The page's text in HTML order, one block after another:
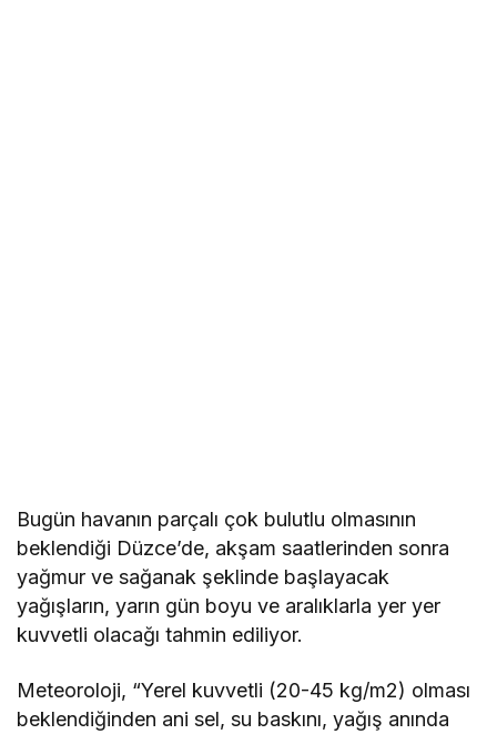
Bugün havanın parçalı çok bulutlu olmasının
beklendiği Düzce’de, akşam saatlerinden sonra
yağmur ve sağanak şeklinde başlayacak
yağışların, yarın gün boyu ve aralıklarla yer yer
kuvvetli olacağı tahmin ediliyor.
Meteoroloji, “Yerel kuvvetli (20-45 kg/m2) olması
beklendiğinden ani sel, su baskını, yağış anında